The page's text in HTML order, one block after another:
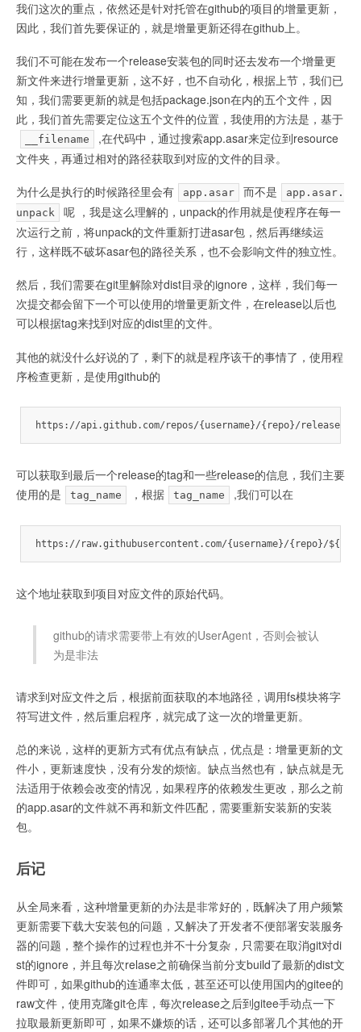
我们这次的重点，依然还是针对托管在github的项目的增量更新，
因此，我们首先要保证的，就是增量更新还得在github上。
我们不可能在发布一个release安装包的同时还去发布一个增量更
新文件来进行增量更新，这不好，也不自动化，根据上节，我们已
知，我们需要更新的就是包括package.json在内的五个文件，因
此，我们首先需要定位这五个文件的位置，我使用的方法是，基于
__filename
,在代码中，通过搜索app.asar来定位到resource
文件夹，再通过相对的路径获取到对应的文件的目录。
为什么是执行的时候路径里会有 app.asar 而不是
app.asar.
unpack
呢 ，我是这么理解的，unpack的作用就是使程序在每一
次运行之前，将unpack的文件重新打进asar包，然后再继续运
行，这样既不破坏asar包的路径关系，也不会影响文件的独立性。
然后，我们需要在git里解除对dist目录的ignore，这样，我们每一
次提交都会留下一个可以使用的增量更新文件，在release以后也
可以根据tag来找到对应的dist里的文件。
其他的就没什么好说的了，剩下的就是程序该干的事情了，使用程
序检查更新，是使用github的
https://api.github.com/repos/{username}/{repo}/releases/
可以获取到最后一个release的tag和一些release的信息，我们主要
使用的是
tag_name ，根据 tag_name ,我们可以在
https://raw.githubusercontent.com/{username}/{repo}/
这个地址获取到项目对应文件的原始代码。
github的请求需要带上有效的UserAgent，否则会被认
为是非法
请求到对应文件之后，根据前面获取的本地路径，调用fs模块将字
符写进文件，然后重启程序，就完成了这一次的增量更新。
总的来说，这样的更新方式有优点有缺点，优点是：增量更新的文
件小，更新速度快，没有分发的烦恼。缺点当然也有，缺点就是无
法适用于依赖会改变的情况，如果程序的依赖发生更改，那么之前
的app.asar的文件就不再和新文件匹配，需要重新安装新的安装
包。
后记
从全局来看，这种增量更新的办法是非常好的，既解决了用户频繁
更新需要下载大安装包的问题，又解决了开发者不便部署安装服务
器的问题，整个操作的过程也并不十分复杂，只需要在取消git对di
st的ignore，并且每次relase之前确保当前分支build了最新的dist文
件即可，如果github的连通率太低，甚至还可以使用国内的gitee的
raw文件，使用克隆git仓库，每次release之后到gitee手动点一下
拉取最新更新即可，如果不嫌烦的话，还可以多部署几个其他的开